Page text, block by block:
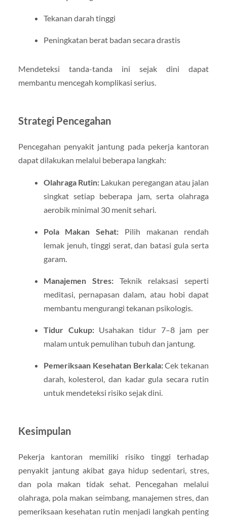
Tekanan darah tinggi
Peningkatan berat badan secara drastis
Mendeteksi tanda-tanda ini sejak dini dapat
membantu mencegah komplikasi serius.
Strategi Pencegahan
Pencegahan penyakit jantung pada pekerja kantoran
dapat dilakukan melalui beberapa langkah:
Olahraga Rutin: Lakukan peregangan atau jalan
singkat setiap beberapa jam, serta olahraga
aerobik minimal 30 menit sehari.
Pola Makan Sehat: Pilih makanan rendah
lemak jenuh, tinggi serat, dan batasi gula serta
garam.
Manajemen Stres:Teknik relaksasi seperti
meditasi, pernapasan dalam, atau hobi dapat
membantu mengurangi tekanan psikologis.
Tidur Cukup:Usahakan tidur 7–8 jam per
malam untuk pemulihan tubuh dan jantung.
Pemeriksaan Kesehatan Berkala:Cek tekanan
darah, kolesterol, dan kadar gula secara rutin
untuk mendeteksi risiko sejak dini.
Kesimpulan
Pekerja kantoran memiliki risiko tinggi terhadap
penyakit jantung akibat gaya hidup sedentari, stres,
dan pola makan tidak sehat. Pencegahan melalui
olahraga, pola makan seimbang, manajemen stres, dan
pemeriksaan kesehatan rutin menjadi langkah penting